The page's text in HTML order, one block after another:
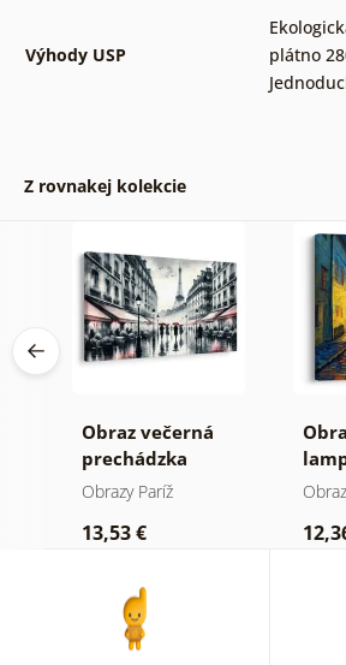
Výhody USP
plátno
Z rovnakej kolekcie
Obraz večerná
prechádzka
Parížou
Obrazy Paríž
13,53 €